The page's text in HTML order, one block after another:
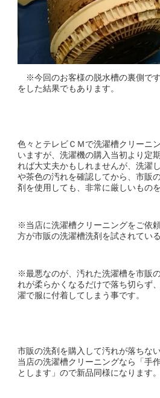
※今回のお客様の脱水槽の裏側で
をした結果でもあります。
色々とテレビＣＭで洗濯槽クリーニ
いますが、洗濯機の購入当初より定
れば大丈夫かもしれませんが、洗濯
や茶色の汚れを確認してから、市販
剤を使用しても、非常に厳しいものを
※当店に洗濯槽クリーニングをご依
方が市販の洗濯槽洗剤を試されている
※最悪なのが、汚れた洗濯槽を市販
れが柔らかくなるだけで落ち切らず
濯で服に付着してしまう事です。
市販の洗剤を購入して汚れが落ちな
当店の洗濯槽クリーニングなら「手
とします」ので新品同様になります。